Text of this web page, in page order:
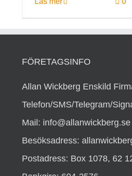
FÖRETAGSINFO
Allan Wickberg Enskild
Telefon/SMS/Telegram/
Mail: info@allanwickberg.se
Besöksadress:
Postadress: Box 1078, 62